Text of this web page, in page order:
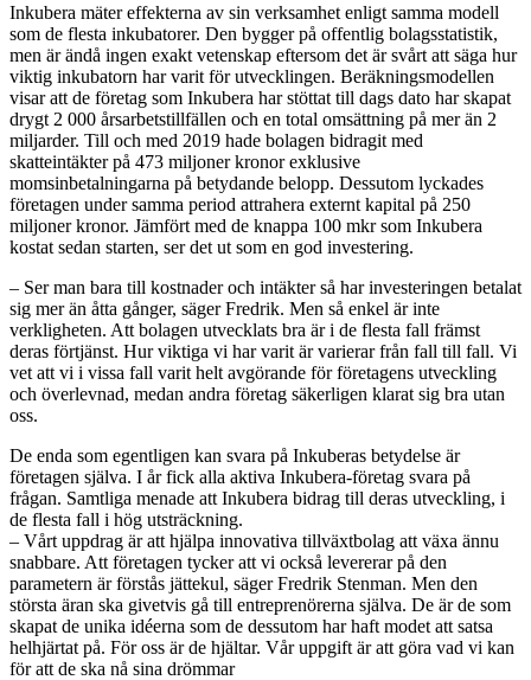
Inkubera mäter effekterna av sin verksamhet enligt samma modell
som de flesta inkubatorer. Den bygger på offentlig bolagsstatistik,
men är ändå ingen exakt vetenskap eftersom det är svårt att säga hur
viktig inkubatorn har varit för utvecklingen. Beräkningsmodellen
visar att de företag som Inkubera har stöttat till dags dato har skapat
drygt 2 000 årsarbetstillfällen och en total omsättning på mer än 2
miljarder. Till och med 2019 hade bolagen bidragit med
skatteintäkter på 473 miljoner kronor exklusive
momsinbetalningarna på betydande belopp. Dessutom lyckades
företagen under samma period attrahera externt kapital på 250
miljoner kronor. Jämfört med de knappa 100 mkr som Inkubera
kostat sedan starten, ser det ut som en god investering.
– Ser man bara till kostnader och intäkter så har investeringen betalat
sig mer än åtta gånger, säger Fredrik. Men så enkel är inte
verkligheten. Att bolagen utvecklats bra är i de flesta fall främst
deras förtjänst. Hur viktiga vi har varit är varierar från fall till fall. Vi
vet att vi i vissa fall varit helt avgörande för företagens utveckling
och överlevnad, medan andra företag säkerligen klarat sig bra utan
oss.
De enda som egentligen kan svara på Inkuberas betydelse är
företagen själva. I år fick alla aktiva Inkubera-företag svara på
frågan. Samtliga menade att Inkubera bidrag till deras utveckling, i
de flesta fall i hög utsträckning.
– Vårt uppdrag är att hjälpa innovativa tillväxtbolag att växa ännu
snabbare. Att företagen tycker att vi också levererar på den
parametern är förstås jättekul, säger Fredrik Stenman. Men den
största äran ska givetvis gå till entreprenörerna själva. De är de som
skapat de unika idéerna som de dessutom har haft modet att satsa
helhjärtat på. För oss är de hjältar. Vår uppgift är att göra vad vi kan
för att de ska nå sina drömmar